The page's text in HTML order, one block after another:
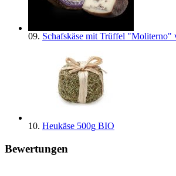
09. Schafskäse mit Trüffel "Moliterno"
10. Heukäse 500g BIO
Bewertungen